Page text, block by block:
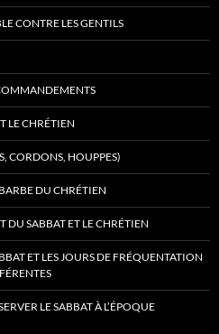
CONTRE LES GENTILS
LE CHRÉTIEN
CORDONS, HOUPPES)
DU CHRÉTIEN
SABBAT ET LE CHRÉTIEN
ET LES JOURS DE FRÉQUENTATION
LE SABBAT À L’ÉPOQUE